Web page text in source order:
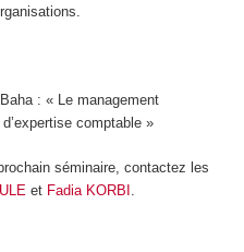
: « Le management
comptable »
séminaire, contactez les
et Fadia KORBI